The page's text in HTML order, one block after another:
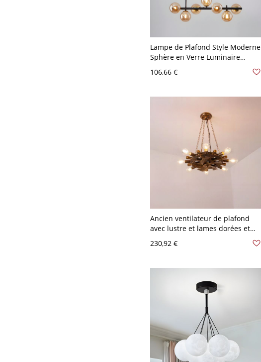
Lampe de Plafond Style Moderne
Sphère en Verre Luminaire
Suspendu pour Salle à Manger -
110 V-120 V Noir 7 Ambré
106,66 €
Ancien ventilateur de plafond
avec lustre et lames dorées et
LED/incandescente/fluorescente,
230,92 €